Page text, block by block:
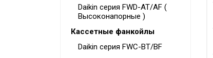
Daikin серия FWD-AT/AF (
Высоконапорные )
Кассетные фанкойлы
Daikin серия FWC-BT/BF